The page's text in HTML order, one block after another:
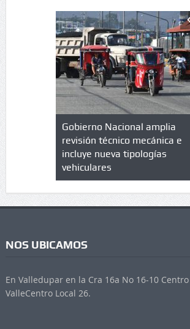
en
Gobierno Nacional amplia
revisión técnico mecánica e
incluye nueva tipologías
vehiculares
NOS UBICAMOS
En Valledupar en la Cra 16a No 16-10
ValleCentro Local 26.